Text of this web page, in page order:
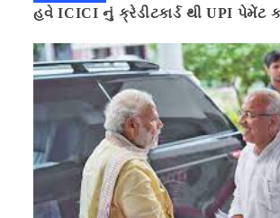
હવે ICICI નું ક્રેડીટકાર્ડ થી UPI પેમેંટ